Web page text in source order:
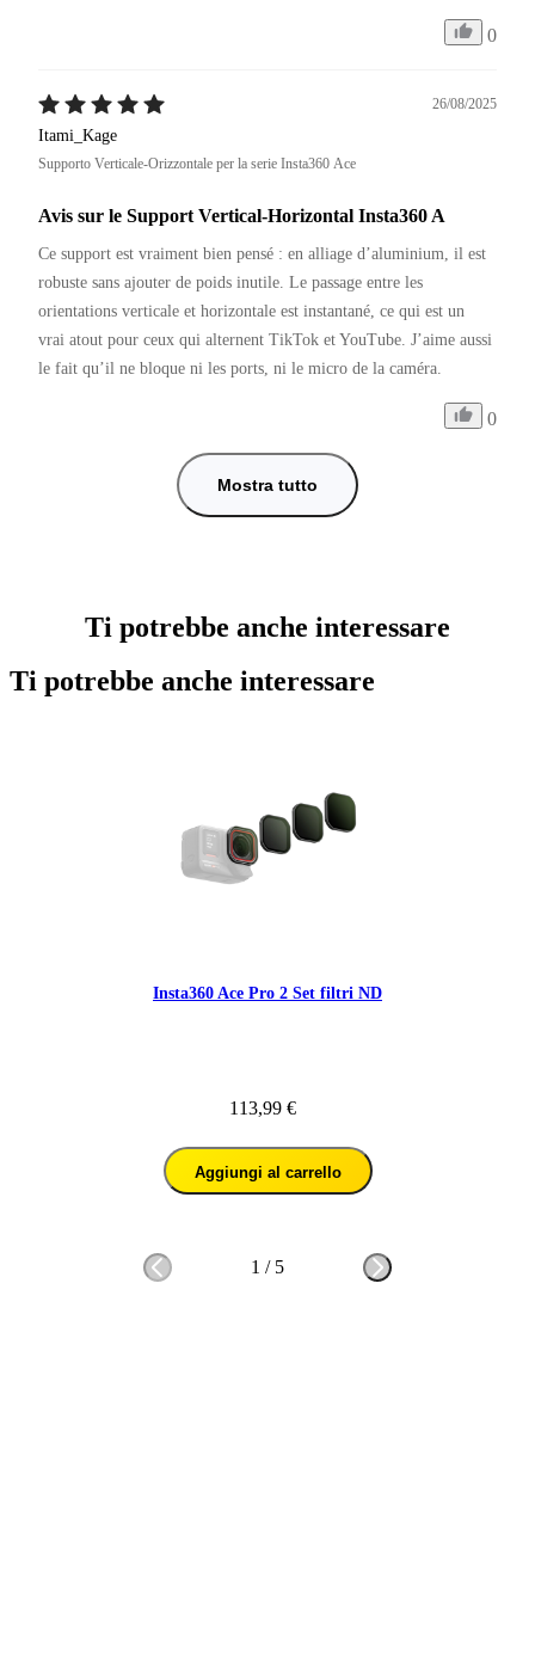
0
26/08/2025
Itami_Kage
Supporto Verticale-Orizzontale per la serie Insta360 Ace
Avis sur le Support Vertical-Horizontal Insta360 A
Ce support est vraiment bien pensé : en alliage d’aluminium, il est
robuste sans ajouter de poids inutile. Le passage entre les
orientations verticale et horizontale est instantané, ce qui est un
vrai atout pour ceux qui alternent TikTok et YouTube. J’aime aussi
le fait qu’il ne bloque ni les ports, ni le micro de la caméra.
0
Mostra tutto
Ti potrebbe anche interessare
Ti potrebbe anche interessare
Insta360 Ace Pro 2 Set filtri ND
113,99 €
Aggiungi al carrello
1 / 5